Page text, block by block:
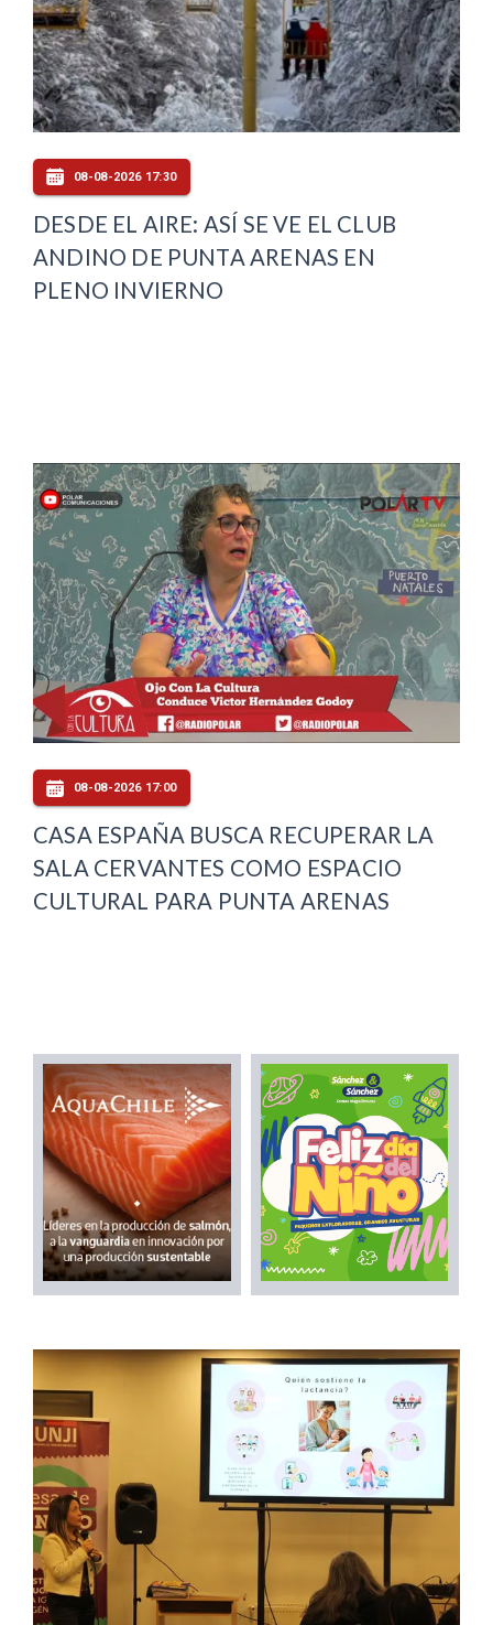
08-08-2026 17:30
DESDE EL AIRE: ASÍ SE VE EL CLUB
ANDINO DE PUNTA ARENAS EN
PLENO INVIERNO
08-08-2026 17:00
CASA ESPAÑA BUSCA RECUPERAR LA
SALA CERVANTES COMO ESPACIO
CULTURAL PARA PUNTA ARENAS